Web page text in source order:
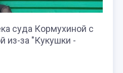
суда Кормухиной с
из-за "Кукушки -